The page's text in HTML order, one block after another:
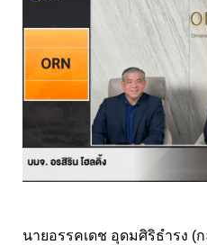
นายอรรคเดช อุดมศิริธำรง (